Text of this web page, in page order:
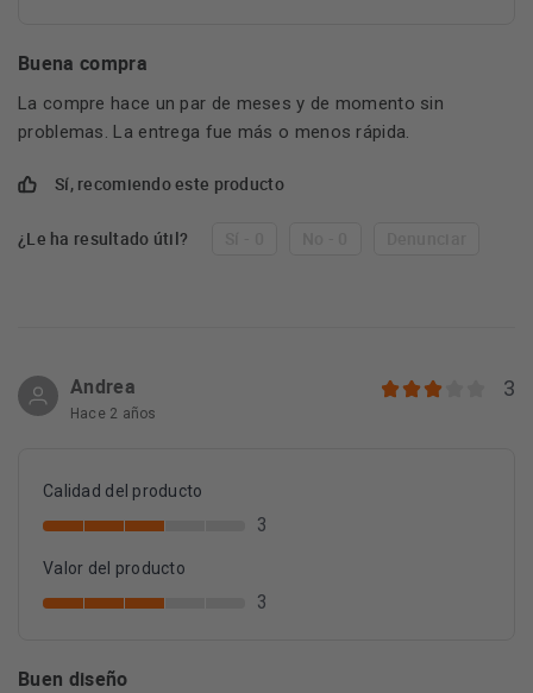
Buena compra
La compre hace un par de meses y de momento sin
problemas. La entrega fue más o menos rápida.
Sí, recomiendo este producto
¿Le ha resultado útil?
Andrea
Hace 2 años
3
Calidad del producto
3
Valor del producto
3
Buen diseño